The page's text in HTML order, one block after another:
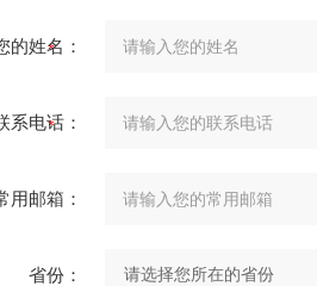
的姓名：
系电话：
用邮箱：
省份：